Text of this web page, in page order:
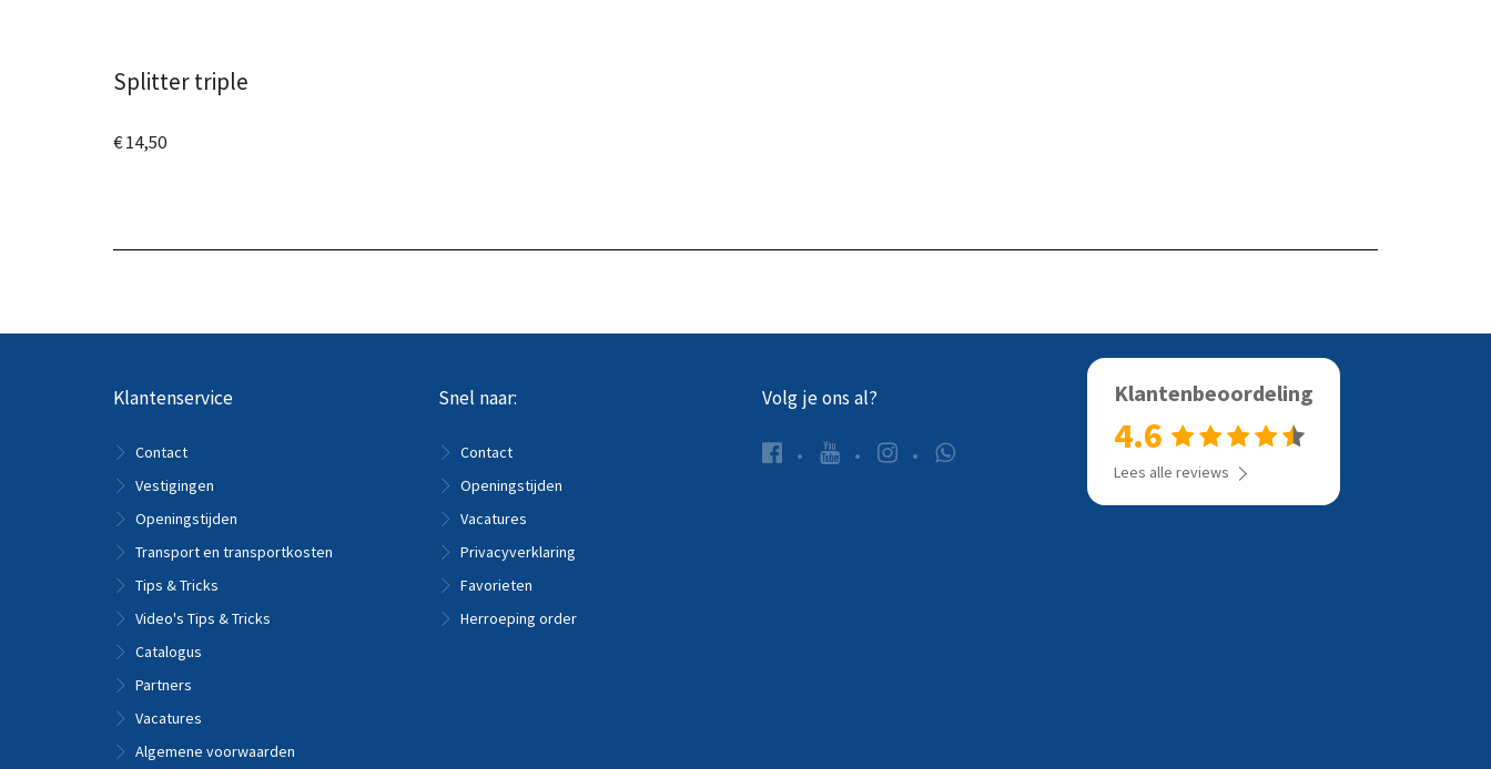
Splitter triple
€ 14,50
Klantenservice
Contact
Vestigingen
Openingstijden
Transport en transportkosten
Tips & Tricks
Video's Tips & Tricks
Catalogus
Partners
Vacatures
Algemene voorwaarden
Snel naar:
Contact
Openingstijden
Vacatures
Privacyverklaring
Favorieten
Herroeping order
Volg je ons al? Klantenbeoordeling
4.6
Lees alle reviews